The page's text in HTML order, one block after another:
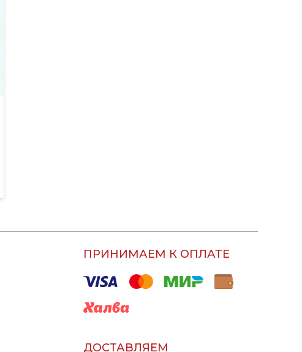
ПРИНИМАЕМ К ОПЛАТЕ
ДОСТАВЛЯЕМ